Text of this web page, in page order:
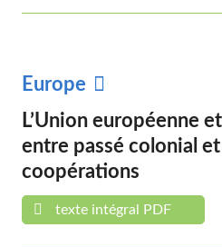
Europe
L’Union européenne
entre passé colonial
coopérations
texte intégral PDF